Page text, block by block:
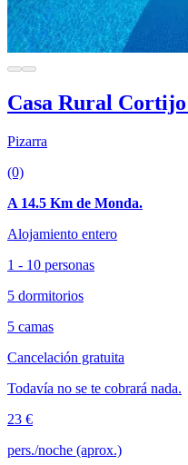
Casa Rural Cortijo
Pizarra
(0)
A 14.5 Km de Monda.
Alojamiento entero
1 - 10 personas
5 dormitorios
5 camas
Cancelación gratuita
Todavía no se te cobrará nada.
23 €
pers./noche (aprox.)